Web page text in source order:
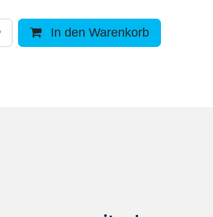
In den Warenkorb